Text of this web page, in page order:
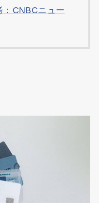
：CNBCニュー